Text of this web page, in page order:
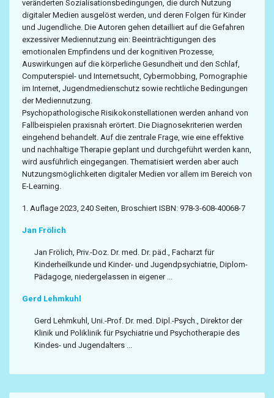
veränderten Sozialisationsbedingungen, die durch Nutzung
digitaler Medien ausgelöst werden, und deren Folgen für Kinder
und Jugendliche. Die Autoren gehen detailliert auf die Gefahren
exzessiver Mediennutzung ein: Beeinträchtigungen des
emotionalen Empfindens und der kognitiven Prozesse,
Auswirkungen auf die körperliche Gesundheit und den Schlaf,
Computerspiel- und Internetsucht, Cybermobbing, Pornographie
im Internet, Jugendmedienschutz sowie rechtliche Bedingungen
der Mediennutzung.
Psychopathologische Risikokonstellationen werden anhand von
Fallbeispielen praxisnah erörtert. Die Diagnosekriterien werden
eingehend behandelt. Auf die zentrale Frage, wie eine effektive
und nachhaltige Therapie geplant und durchgeführt werden kann,
wird ausführlich eingegangen. Thematisiert werden aber auch
Nutzungsmöglichkeiten digitaler Medien vor allem im Bereich von
E-Learning.
1. Auflage 2023, 240 Seiten, Broschiert ISBN: 978-3-608-40068-7
Jan Frölich
Jan Frölich, Priv.-Doz. Dr. med. Dr. päd., Facharzt für
Kinderheilkunde und Kinder- und Jugendpsychiatrie, Diplom-
Pädagoge, niedergelassen in eigener ...
Gerd Lehmkuhl
Gerd Lehmkuhl, Uni.-Prof. Dr. med. Dipl.-Psych., Direktor der
Klinik und Poliklinik für Psychiatrie und Psychotherapie des
Kindes- und Jugendalters ...